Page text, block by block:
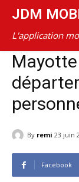
JDM
L'application
By remi 23 juin
Facebook